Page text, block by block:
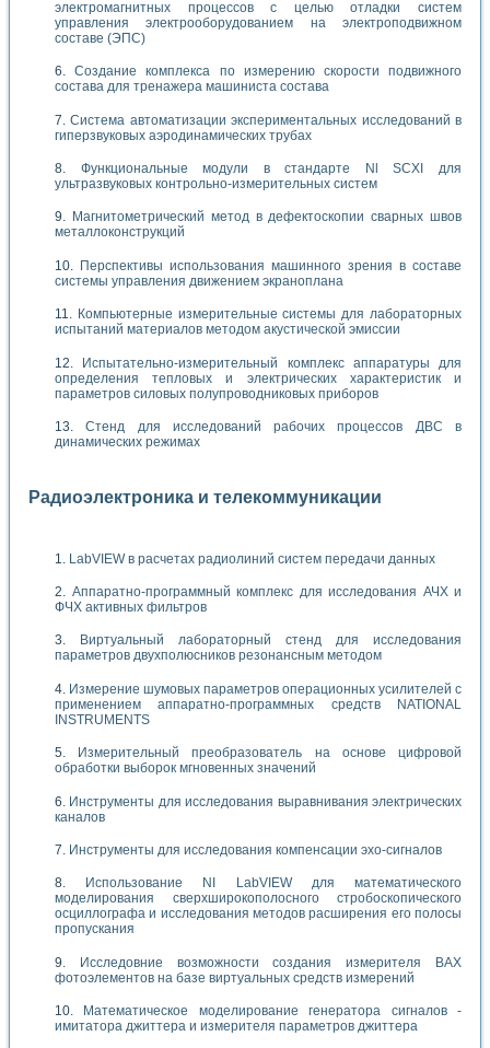
электромагнитных процессов с целью отладки систем
управления электрооборудованием на электроподвижном
составе (ЭПС)
Создание комплекса по измерению скорости подвижного
состава для тренажера машиниста состава
Система автоматизации экспериментальных исследований в
гиперзвуковых аэродинамических трубах
Функциональные модули в стандарте Nl SCXI для
ультразвуковых контрольно-измерительных систем
Магнитометрический метод в дефектоскопии сварных швов
металлоконструкций
Перспективы использования машинного зрения в составе
системы управления движением экраноплана
Компьютерные измерительные системы для лабораторных
испытаний материалов методом акустической эмиссии
Испытательно-измерительный комплекс аппаратуры для
определения тепловых и электрических характеристик и
параметров силовых полупроводниковых приборов
Стенд для исследований рабочих процессов ДВС в
динамических режимах
Радиоэлектроника и телекоммуникации
LabVIEW в расчетах радиолиний систем передачи данных
Аппаратно-программный комплекс для исследования АЧХ и
ФЧХ активных фильтров
Виртуальный лабораторный стенд для исследования
параметров двухполюсников резонансным методом
Измерение шумовых параметров операционных усилителей с
применением аппаратно-программных средств NATIONAL
INSTRUMENTS
Измерительный преобразователь на основе цифровой
обработки выборок мгновенных значений
Инструменты для исследования выравнивания электрических
каналов
Инструменты для исследования компенсации эхо-сигналов
Использование NI LabVIEW для математического
моделирования сверхширокополосного стробоскопического
осциллографа и исследования методов расширения его полосы
пропускания
Исследовние возможности создания измерителя ВАХ
фотоэлементов на базе виртуальных средств измерений
Математическое моделирование генератора сигналов -
имитатора джиттера и измерителя параметров джиттера